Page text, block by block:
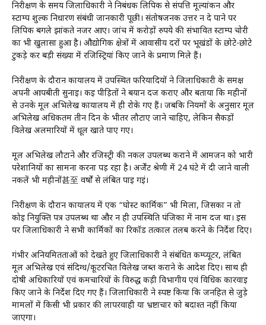
निरीक्षण के समय जिलाधिकारी ने निबंधक लिपिक से संपत्ति मूल्यांकन और
स्टाम्प शुल्क निर्धारण संबंधी जानकारी पूछी। संतोषजनक उत्तर न दे पाने पर
लिपिक बगले झांकते नजर आए। जांच में करोड़ों रुपये की संभावित स्टाम्प चोरी
का भी खुलासा हुआ है। औद्योगिक क्षेत्रों में आवासीय दरों पर भूखंडों के छोटे-छोटे
टुकड़े कर बड़ी संख्या में रजिस्ट्रियां किए जाने के प्रमाण मिले हैं।
निरीक्षण के दौरान कार्यालय में उपस्थित फरियादियों ने जिलाधिकारी के समक्ष
अपनी आपबीती सुनाई। कई पीड़ितों ने बयान दर्ज कराए और बताया कि महीनों
से उनके मूल अभिलेख कार्यालय में ही रोके गए हैं। जबकि नियमों के अनुसार मूल
अभिलेख अधिकतम तीन दिन के भीतर लौटाए जाने चाहिए, लेकिन सैकड़ों
विलेख अलमारियों में धूल खाते पाए गए।
मूल अभिलेख लौटाने और रजिस्ट्री की नकल उपलब्ध कराने में आमजन को भारी
परेशानियों का सामना करना पड़ रहा है। अर्जेंट श्रेणी में 24 घंटे में दी जाने वाली
नकलें भी महीनों甚至 वर्षों से लंबित पाई गईं।
निरीक्षण के दौरान कार्यालय में एक “घोस्ट कार्मिक” भी मिला, जिसका न तो
कोई नियुक्ति पत्र उपलब्ध था और न ही उपस्थिति पंजिका में नाम दर्ज था। इस
पर जिलाधिकारी ने सभी कार्मिकों का रिकॉर्ड तत्काल तलब करने के निर्देश दिए।
गंभीर अनियमितताओं को देखते हुए जिलाधिकारी ने संबंधित कम्प्यूटर, लंबित
मूल अभिलेख एवं संदिग्ध/कूटरचित विलेख जब्त कराने के आदेश दिए। साथ ही
दोषी अधिकारियों एवं कर्मचारियों के विरुद्ध कड़ी विभागीय एवं विधिक कार्रवाई
किए जाने के निर्देश दिए गए हैं। जिलाधिकारी ने स्पष्ट किया कि जनहित से जुड़े
मामलों में किसी भी प्रकार की लापरवाही या भ्रष्टाचार को बर्दाश्त नहीं किया
जाएगा।